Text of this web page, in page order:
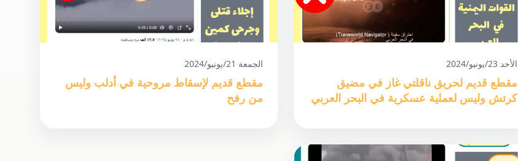
الأحد 23/يونيو/2024
مقطع قديم لحريق ناقلتي غاز في مضيق
كرتش وليس لعملية عسكرية في البحر العربي
الجمعة 21/يونيو/2024
مقطع قديم لإسقاط مروحية في أدلب وليس
من رفح